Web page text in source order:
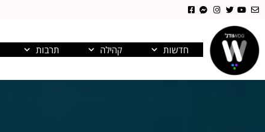
חדשות קהילה תרבות